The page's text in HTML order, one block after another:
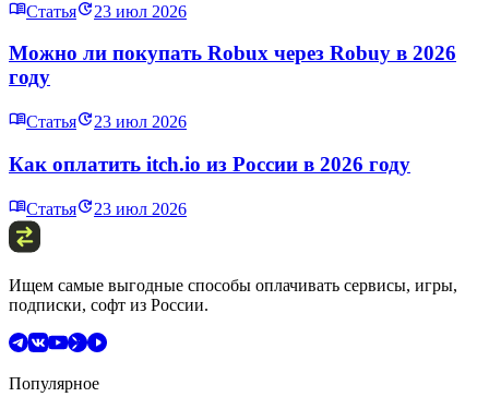
Статья 23 июл 2026
Можно ли покупать Robux через Robuy в 2026
году
Статья 23 июл 2026
Как оплатить itch.io из России в 2026 году
Статья 23 июл 2026
Ищем самые выгодные способы оплачивать сервисы, игры,
подписки, софт из России.
Популярное